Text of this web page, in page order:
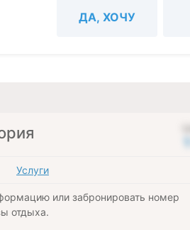
ДА, ХОЧУ
Услуги
или забронировать номер
отдыха.